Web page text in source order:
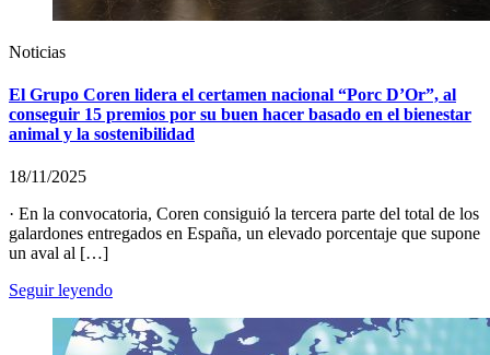
Noticias
El Grupo Coren lidera el certamen nacional “Porc D’Or”, al
conseguir 15 premios por su buen hacer basado en el bienestar
animal y la sostenibilidad
18/11/2025
· En la convocatoria, Coren consiguió la tercera parte del total de los
galardones entregados en España, un elevado porcentaje que supone
un aval al […]
Seguir leyendo